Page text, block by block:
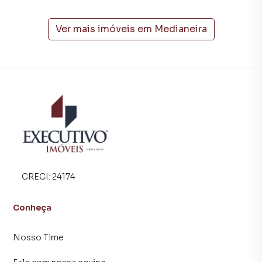
e barracões para venda ou locação, além de
empreendimentos em construção ou lançamentos na
Negocie seu imóvel de forma totalmente online, com
segurança e tranquilidade. Na Executivo Imóveis você
consegue comprar ou alugar um imóvel em Arroio do Meio
fazer tudo online, direto do seu computador ou
simplificar a relação de proprietários, inquilinos e
compradores com o mercado imobiliário.
Anuncie seu imóvel! É fácil, rápido e gratuito! A Executivo
Ver mais imóveis em Medianeira
CRECI: 24174
Conheça
Nosso Time